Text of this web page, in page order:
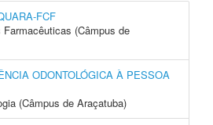
FCF
(Câmpus de
ODONTOLÓGICA À PESSOA
(Câmpus de Araçatuba)